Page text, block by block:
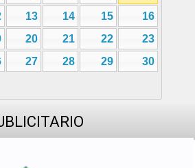
13 14 15
16
20 21 22
23
27 28 29
30